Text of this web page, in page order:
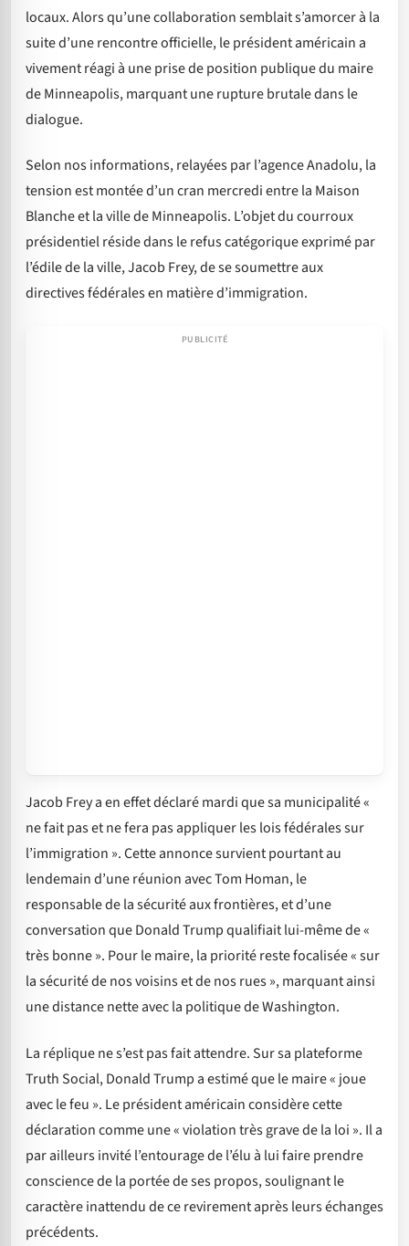
locaux. Alors qu’une collaboration semblait s’amorcer à la
suite d’une rencontre officielle, le président américain a
vivement réagi à une prise de position publique du maire
de Minneapolis, marquant une rupture brutale dans le
dialogue.
Selon nos informations, relayées par l’agence Anadolu, la
tension est montée d’un cran mercredi entre la Maison
Blanche et la ville de Minneapolis. L’objet du courroux
présidentiel réside dans le refus catégorique exprimé par
l’édile de la ville, Jacob Frey, de se soumettre aux
directives fédérales en matière d’immigration.
Jacob Frey a en effet déclaré mardi que sa municipalité «
ne fait pas et ne fera pas appliquer les lois fédérales sur
l’immigration ». Cette annonce survient pourtant au
lendemain d’une réunion avec Tom Homan, le
responsable de la sécurité aux frontières, et d’une
conversation que Donald Trump qualifiait lui-même de «
très bonne ». Pour le maire, la priorité reste focalisée « sur
la sécurité de nos voisins et de nos rues », marquant ainsi
une distance nette avec la politique de Washington.
La réplique ne s’est pas fait attendre. Sur sa plateforme
Truth Social, Donald Trump a estimé que le maire « joue
avec le feu ». Le président américain considère cette
déclaration comme une « violation très grave de la loi ». Il a
par ailleurs invité l’entourage de l’élu à lui faire prendre
conscience de la portée de ses propos, soulignant le
caractère inattendu de ce revirement après leurs échanges
précédents.